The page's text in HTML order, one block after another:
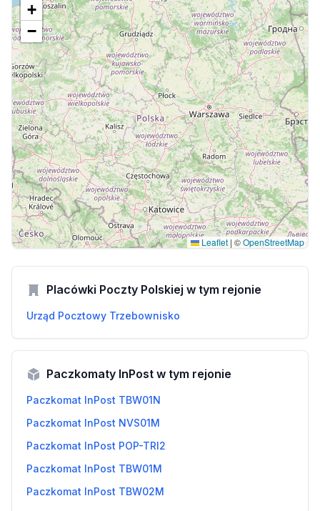
+
−
Leaflet | ©OpenStreetMap
Placówki Poczty Polskiej w tym rejonie
Urząd Pocztowy Trzebownisko
Paczkomaty InPost w tym rejonie
Paczkomat InPost TBW01N
Paczkomat InPost NVS01M
Paczkomat InPost POP-TRI2
Paczkomat InPost TBW01M
Paczkomat InPost TBW02M